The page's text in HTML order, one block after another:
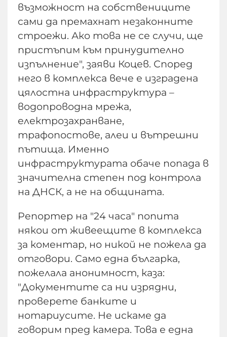
възможност на собствениците
сами да премахнат незаконните
строежи. Ако това не се случи, ще
пристъпим към принудително
изпълнение", заяви Коцев. Според
него в комплекса вече е изградена
цялостна инфраструктура –
водопроводна мрежа,
електрозахранване,
трафопостове, алеи и вътрешни
пътища. Именно
инфраструктурата обаче попада в
значителна степен под контрола
на ДНСК, а не на общината.
Репортер на "24 часа" попита
някои от живеещите в комплекса
за коментар, но никой не пожела да
отговори. Само една българка,
пожелала анонимност, каза:
"Документите са ни изрядни,
проверете банките и
нотариусите. Не искаме да
говорим пред камера. Това е една